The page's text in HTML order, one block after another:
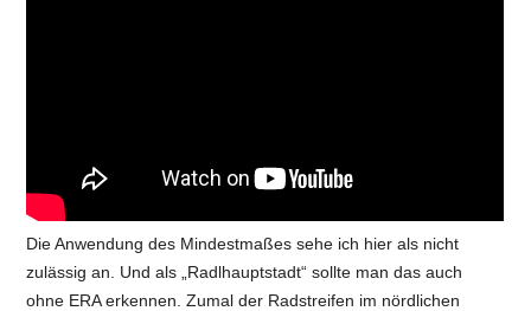
Die Anwendung des Mindestmaßes sehe ich hier als nicht
zulässig an. Und als „Radlhauptstadt“ sollte man das auch
ohne ERA erkennen. Zumal der Radstreifen im nördlichen